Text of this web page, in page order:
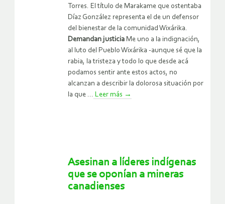
Torres. El título de Marakame que ostentaba
Díaz González representa el de un defensor
del bienestar de la comunidad Wixárika.
Demandan justicia Me uno a la indignación,
al luto del Pueblo Wixárika -aunque sé que la
rabia, la tristeza y todo lo que desde acá
podamos sentir ante estos actos, no
alcanzan a describir la dolorosa situación por
la que ... Leer más →
Asesinan a líderes indígenas
que se oponían a mineras
canadienses